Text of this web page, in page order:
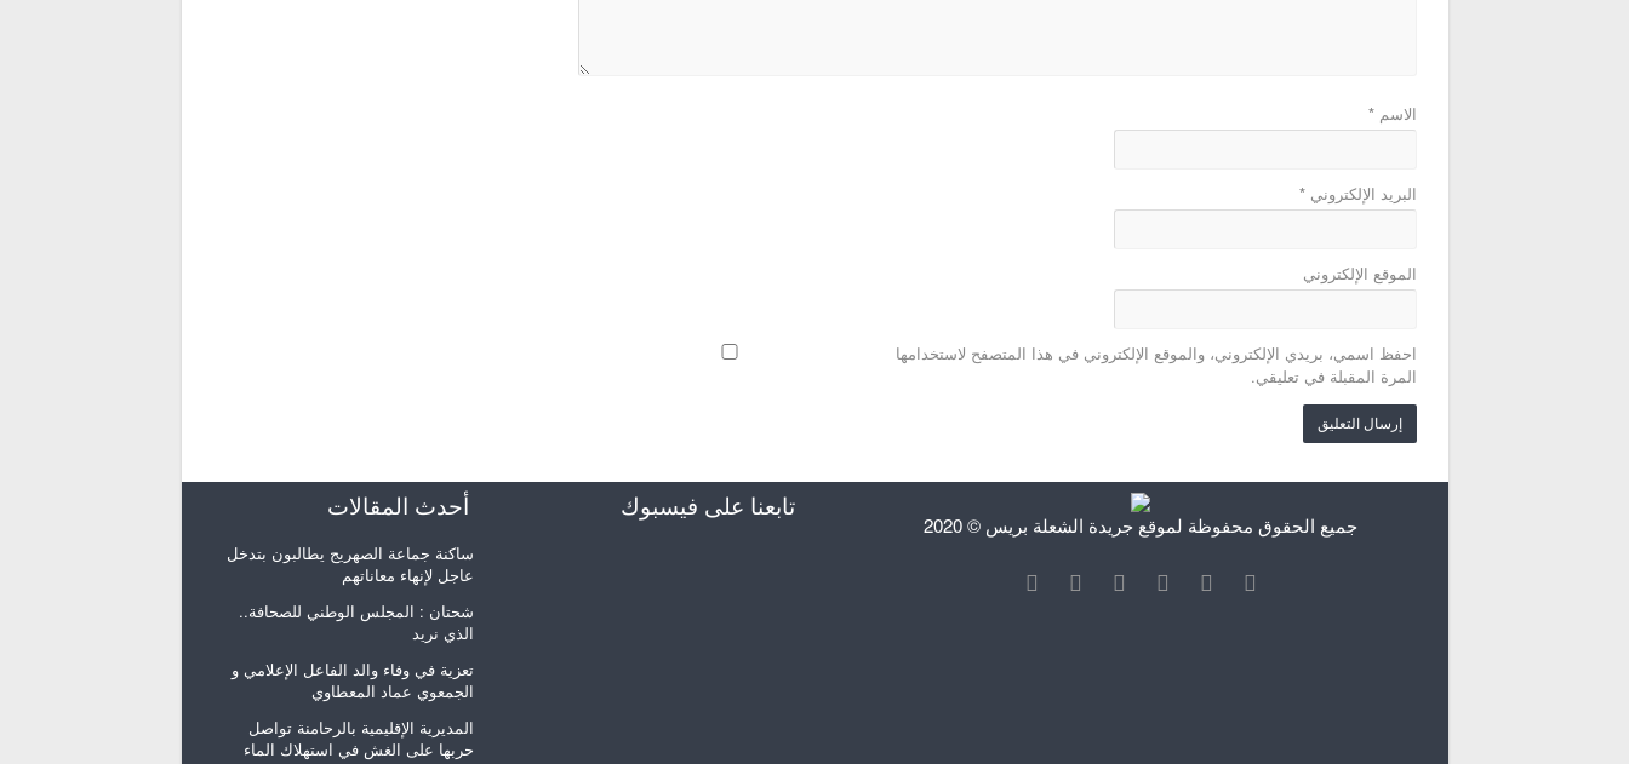
الاسم*
البريد الإلكتروني*
الموقع الإلكتروني
احفظ اسمي، بريدي الإلكتروني، والموقع الإلكتروني في هذا المتصفح لاستخدامها
المرة المقبلة في تعليقي.
أحدث المقالات
ساكنة جماعة الصهريج يطالبون بتدخل
عاجل لإنهاء معاناتهم
شحتان : المجلس الوطني للصحافة..
الذي نريد
تعزية في وفاء والد الفاعل الإعلامي و
الجمعوي عماد المعطاوي
المديرية الإقليمية بالرحامنة تواصل
حربها على الغش في استهلاك الماء
تابعنا على فيسبوك
جميع الحقوق محفوظة لموقع جريدة الشعلة بريس © 2020